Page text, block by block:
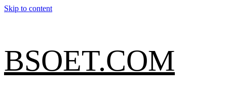
Skip to content
BSOET.COM